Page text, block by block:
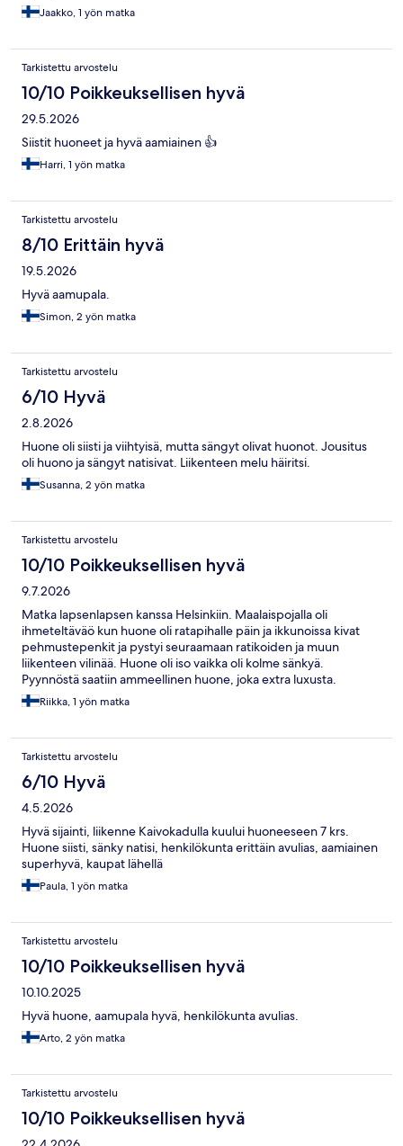
Jaakko, 1 yön matka
Tarkistettu arvostelu
10/10 Poikkeuksellisen hyvä
29.5.2026
Siistit huoneet ja hyvä aamiainen 👍
Harri, 1 yön matka
Tarkistettu arvostelu
8/10 Erittäin hyvä
19.5.2026
Hyvä aamupala.
Simon, 2 yön matka
Tarkistettu arvostelu
6/10 Hyvä
2.8.2026
Huone oli siisti ja viihtyisä, mutta sängyt olivat huonot. Jousitus
oli huono ja sängyt natisivat. Liikenteen melu häiritsi.
Susanna, 2 yön matka
Tarkistettu arvostelu
10/10 Poikkeuksellisen hyvä
9.7.2026
Matka lapsenlapsen kanssa Helsinkiin. Maalaispojalla oli
ihmeteltäväö kun huone oli ratapihalle päin ja ikkunoissa kivat
pehmustepenkit ja pystyi seuraamaan ratikoiden ja muun
liikenteen vilinää. Huone oli iso vaikka oli kolme sänkyä.
Pyynnöstä saatiin ammeellinen huone, joka extra luxusta.
Aamiaiset ylimässä kerroksessa näkymin oli erittäin hyvät. Sijainti
tietenkin täydellinen.
Riikka, 1 yön matka
Tarkistettu arvostelu
6/10 Hyvä
4.5.2026
Hyvä sijainti, liikenne Kaivokadulla kuului huoneeseen 7 krs.
Huone siisti, sänky natisi, henkilökunta erittäin avulias, aamiainen
superhyvä, kaupat lähellä
Paula, 1 yön matka
Tarkistettu arvostelu
10/10 Poikkeuksellisen hyvä
10.10.2025
Hyvä huone, aamupala hyvä, henkilökunta avulias.
Arto, 2 yön matka
Tarkistettu arvostelu
10/10 Poikkeuksellisen hyvä